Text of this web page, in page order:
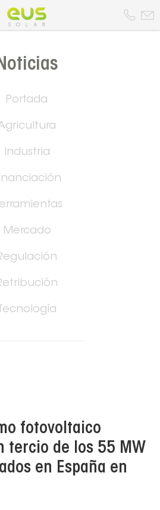
Portada
Industria
Mercado
Tecnología
fotovoltaico
tercio de los 55 MW
en España en